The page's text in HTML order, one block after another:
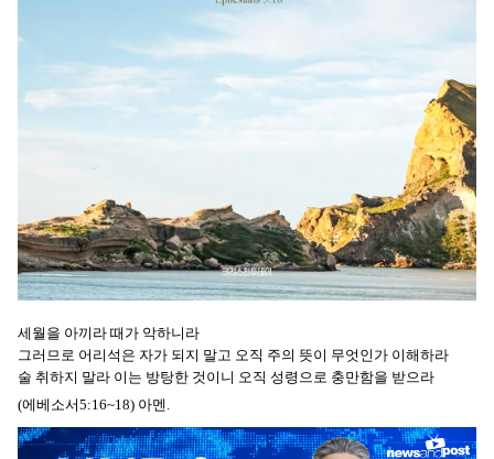
세월을 아끼라 때가 악하니라
그러므로 어리석은 자가 되지 말고 오직 주의 뜻이 무엇인가 이해하라
술 취하지 말라 이는 방탕한 것이니 오직 성령으로 충만함을 받으라
(에베소서5:16~18) 아멘.